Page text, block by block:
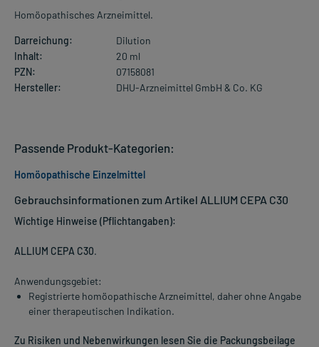
Homöopathisches Arzneimittel.
Darreichung:
Dilution
Inhalt:
20 ml
PZN:
07158081
Hersteller:
DHU-Arzneimittel GmbH & Co. KG
Gebrauchsinformationen zum Artikel ALLIUM CEPA C30
Wichtige Hinweise (Pflichtangaben):
ALLIUM CEPA C30.
Anwendungsgebiet:
Registrierte homöopathische Arzneimittel, daher ohne Angabe
einer therapeutischen Indikation.
Zu Risiken und Nebenwirkungen lesen Sie die Packungsbeilage
Passende Produkt-Kategorien:
Homöopathische Einzelmittel